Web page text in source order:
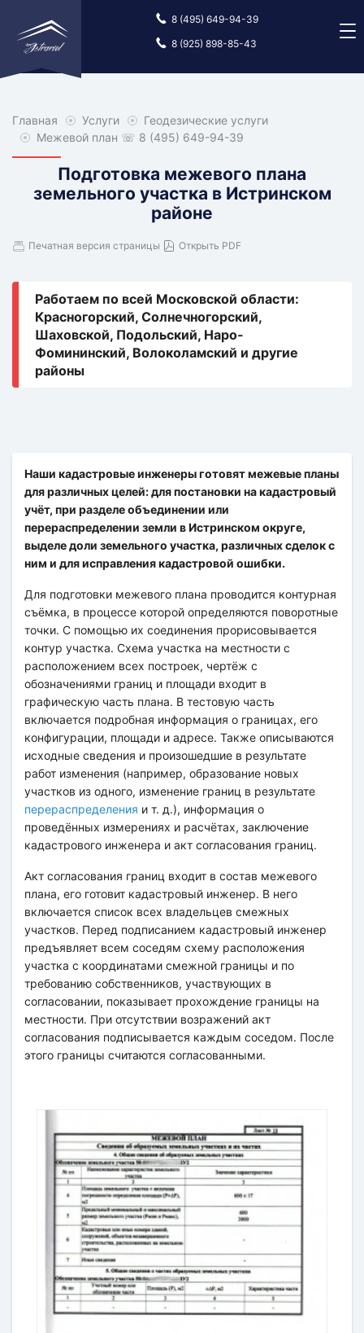
8 (495) 649-94-39
8 (925) 898-85-43
Главная Главная
Услуги УслугиГеодезические услуги
Межевой план ☏ 8 (495) 649-94-39
Подготовка межевого плана
земельного участка в Истринском
районе
Печатная версия страницы Открыть PDF
Наши кадастровые инженеры готовят межевые планы
для различных целей: для постановки на кадастровый
учёт, при разделе объединении или
перераспределении земли в Истринском округе,
выделе доли земельного участка, различных сделок с
ним и для исправления кадастровой ошибки.
Для подготовки межевого плана проводится контурная
съёмка, в процессе которой определяются поворотные
точки. С помощью их соединения прорисовывается
контур участка. Схема участка на местности с
расположением всех построек, чертёж с
обозначениями границ и площади входит в
графическую часть плана. В тестовую часть
включается подробная информация о границах, его
конфигурации, площади и адресе. Также описываются
исходные сведения и произошедшие в результате
работ изменения (например, образование новых
участков из одного, изменение границ в результате
перераспределения и т. д.), информация о
проведённых измерениях и расчётах, заключение
кадастрового инженера и акт согласования границ.
Акт согласования границ входит в состав межевого
плана, его готовит кадастровый инженер. В него
включается список всех владельцев смежных
участков. Перед подписанием кадастровый инженер
предъявляет всем соседям схему расположения
участка с координатами смежной границы и по
требованию собственников, участвующих в
согласовании, показывает прохождение границы на
местности. При отсутствии возражений акт
согласования подписывается каждым соседом. После
этого границы считаются согласованными.